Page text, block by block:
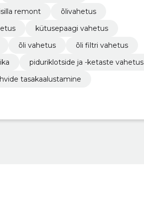
remont
õlivahetus
kütusepaagi vahetus
õli vahetus
õli filtri vahetus
piduriklotside ja -ketaste vahetus
tasakaalustamine